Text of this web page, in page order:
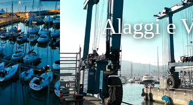
Alaggi e